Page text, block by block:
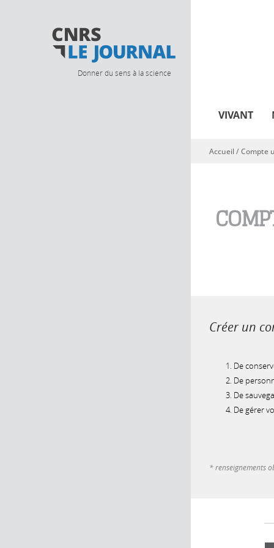
Donner du sens à la science
VIVANT
Vous êtes ici
Accueil/Compte
Créer un
De
De
De
De gérer
* renseignements